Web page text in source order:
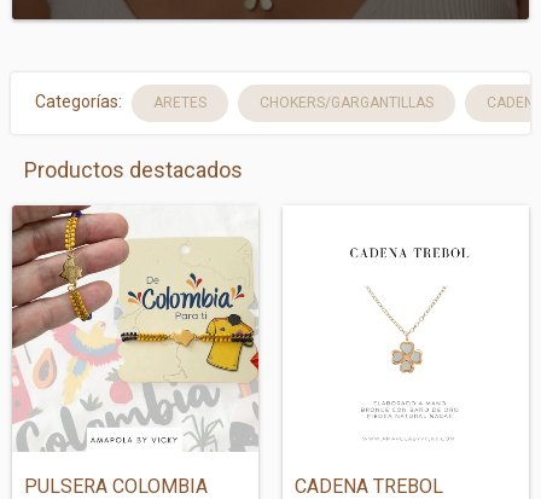
Categorías: ARETES CHOKERS/GARGANTILLAS
Productos destacados
PULSERA COLOMBIA CADENA TREBOL